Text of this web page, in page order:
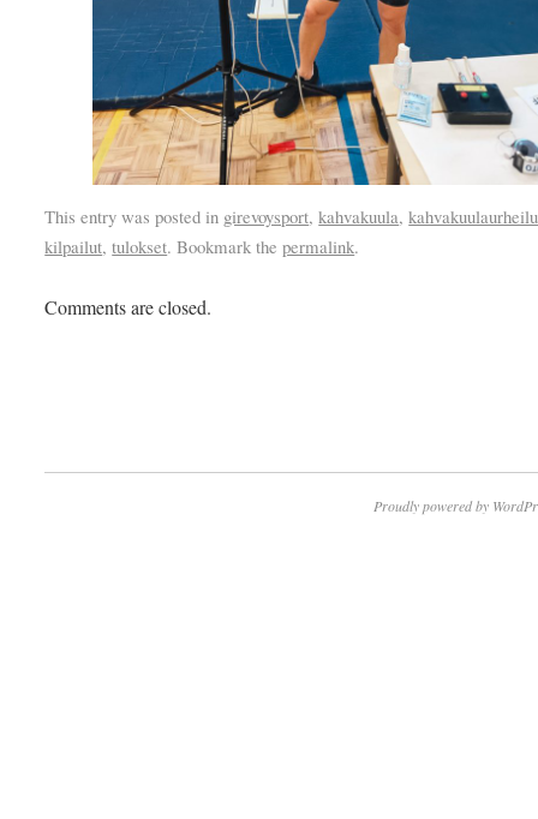
This entry was posted in girevoysport,kahvakuula,kahvakuulaurheilu
kilpailut,tulokset. Bookmark thepermalink.
Comments are closed.
Proudly powered by